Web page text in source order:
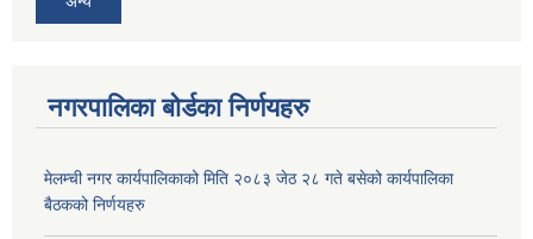
नगरपालिका बोर्डका निर्णयहरु
मेलम्ची नगर कार्यपालिकाको मिति २०८३ जेठ २८ गते बसेको कार्यपालिका
बैठकको निर्णयहरु